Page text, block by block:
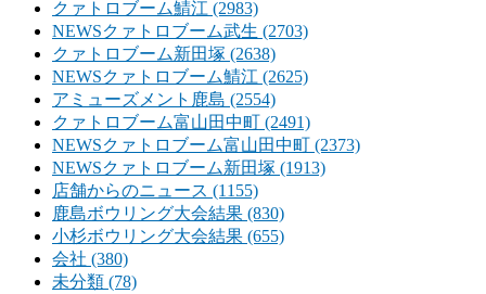
クァトロブーム鯖江 (2983)
NEWSクァトロブーム武生 (2703)
クァトロブーム新田塚 (2638)
NEWSクァトロブーム鯖江 (2625)
アミューズメント鹿島 (2554)
クァトロブーム富山田中町 (2491)
NEWSクァトロブーム富山田中町 (2373)
NEWSクァトロブーム新田塚 (1913)
店舗からのニュース (1155)
鹿島ボウリング大会結果 (830)
小杉ボウリング大会結果 (655)
会社 (380)
未分類 (78)